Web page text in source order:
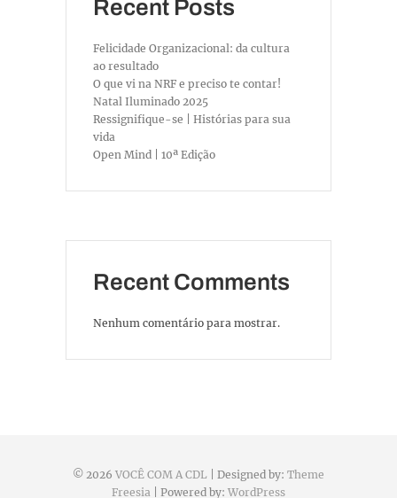
Recent Posts
Felicidade Organizacional: da cultura
ao resultado
O que vi na NRF e preciso te contar!
Natal Iluminado 2025
Ressignifique-se | Histórias para sua
vida
Open Mind | 10ª Edição
Recent Comments
Nenhum comentário para mostrar.
© 2026 VOCÊ COM A CDL | Designed by: Theme
Freesia | Powered by: WordPress